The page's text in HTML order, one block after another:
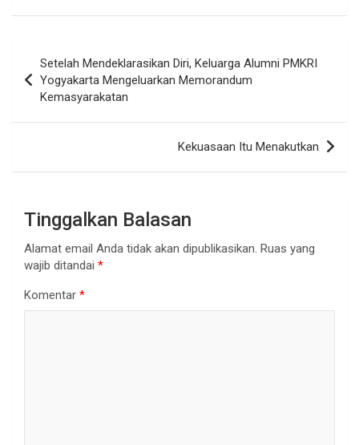
pos
Setelah Mendeklarasikan Diri, Keluarga Alumni PMKRI
Yogyakarta Mengeluarkan Memorandum
Kemasyarakatan
Kekuasaan Itu Menakutkan
Tinggalkan Balasan
Alamat email Anda tidak akan dipublikasikan. Ruas yang
wajib ditandai *
Komentar *